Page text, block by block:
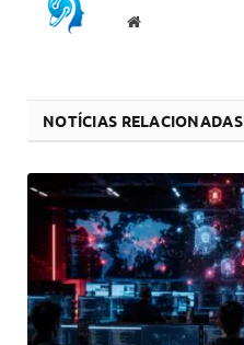
Website
NOTÍCIAS RELACIONADAS